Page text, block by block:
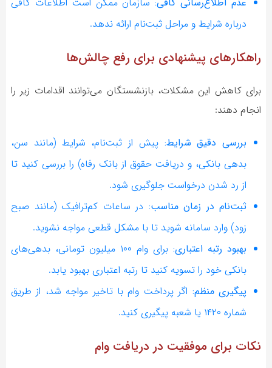
درباره شرایط و مراحل ثبت‌نام ارائه ندهد.
راهکارهای پیشنهادی برای رفع چالش‌ها
برای کاهش این مشکلات، بازنشستگان می‌توانند اقدامات زیر را
انجام دهند:
بررسی دقیق شرایط: پیش از ثبت‌نام، شرایط (مانند سن،
بدهی بانکی، و دریافت حقوق از بانک رفاه) را بررسی کنید تا
از رد شدن درخواست جلوگیری شود.
ثبت‌نام در زمان مناسب: در ساعات کم‌ترافیک (مانند صبح
زود) وارد سامانه شوید تا با مشکل قطعی مواجه نشوید.
بهبود رتبه اعتباری:
برای وام ۱۰۰ میلیون تومانی، بدهی‌های
بانکی خود را تسویه کنید تا رتبه اعتباری بهبود یابد.
پیگیری منظم: اگر پرداخت وام با تاخیر مواجه شد، از طریق
شماره ۱۴۲۰ یا شعبه پیگیری کنید.
نکات برای موفقیت در دریافت وام